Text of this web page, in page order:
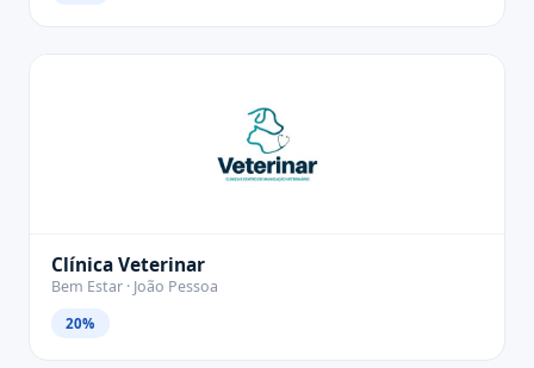
Clínica Veterinar
Bem Estar · João Pessoa
20%